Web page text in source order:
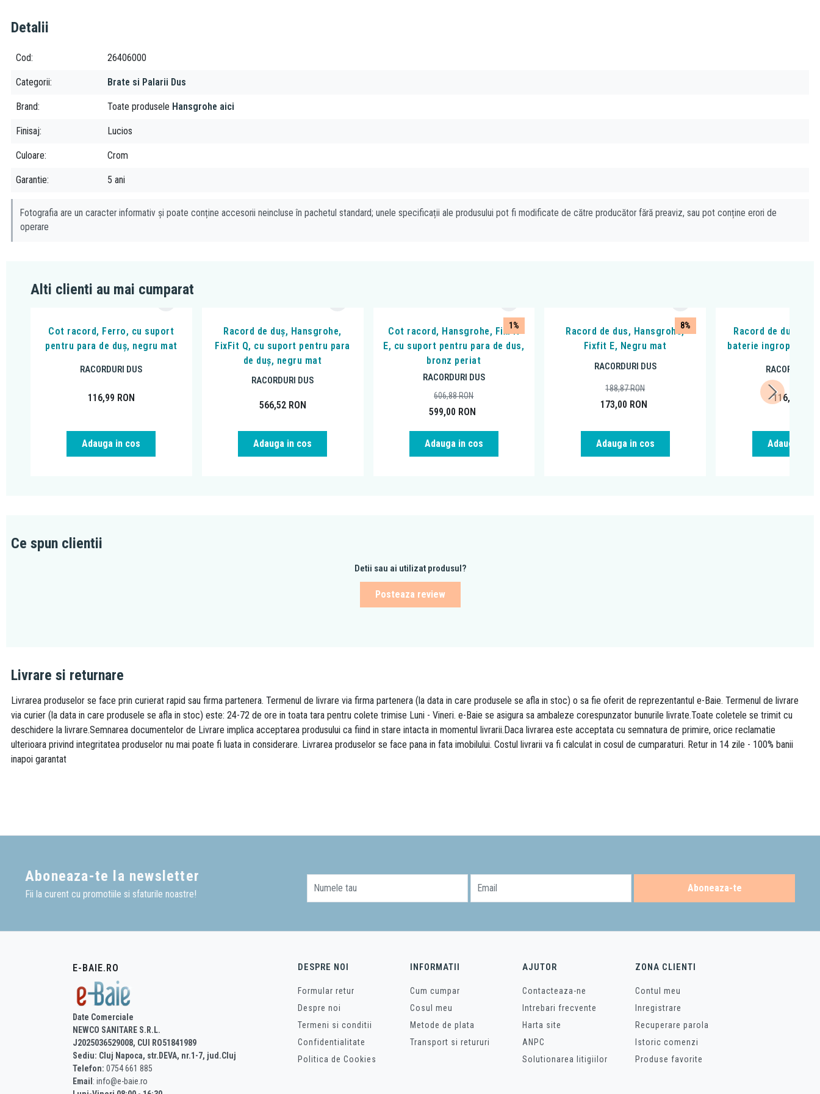
Detalii
Cod 26406000
Categorii Brate si Palarii Dus
Brand Toate produsele Hansgrohe aici
Finisaj Lucios
Culoare Crom
Garantie 5 ani
Fotografia are un caracter informativ și poate conține accesorii neincluse în pachetul standard; unele specificații ale produsului pot fi modificate de către producător fără preaviz, sau pot conține erori de
operare
Alti clienti au mai cumparat
Cot racord, Ferro, cu suport
pentru para de duș, negru mat
RACORDURI DUS
116,99 RON
Adauga in cos
Racord de duș, Hansgrohe,
FixFit Q, cu suport pentru para
de duș, negru mat
RACORDURI DUS
566,52 RON
Adauga in cos
1%
Cot racord, Hansgrohe, FixFit
E, cu suport pentru para de dus,
bronz periat
RACORDURI DUS
599,00 RON
606,88RON
Adauga in cos
8%
Racord de dus, Hansgrohe,
Fixfit E, Negru mat
RACORDURI DUS
173,00 RON
188,87RON
Adauga in cos
Racord de dus,
baterie ingropata,
RACORDURI
116,99
Adauga in
Ce spun clientii
Detii sau ai utilizat produsul?
Posteaza review
Livrare si returnare
Livrarea produselor se face prin curierat rapid sau firma partenera. Termenul de livrare via firma partenera (la data in care produsele se afla in stoc) o sa fie oferit de reprezentantul e-Baie. Termenul de livrare
via curier (la data in care produsele se afla in stoc) este: 24-72 de ore in toata tara pentru colete trimise Luni - Vineri. e-Baie se asigura sa ambaleze corespunzator bunurile livrate.Toate coletele se trimit cu
deschidere la livrare.Semnarea documentelor de Livrare implica acceptarea produsului ca fiind in stare intacta in momentul livrarii.Daca livrarea este acceptata cu semnatura de primire, orice reclamatie
ulterioara privind integritatea produselor nu mai poate fi luata in considerare. Livrarea produselor se face pana in fata imobilului. Costul livrarii va fi calculat in cosul de cumparaturi. Retur in 14 zile - 100% banii
inapoi garantat
Aboneaza-te la newsletter
Fii la curent cu promotiile si sfaturile noastre!
Numele tau Email Aboneaza-te
E-BAIE.RO
Date Comerciale
NEWCO SANITARE S.R.L.
J2025036529008, CUI RO51841989
Sediu: Cluj Napoca, str.DEVA, nr.1-7, jud.Cluj
Telefon: 0754 661 885
Email : info@e-baie.ro
DESPRE NOI
Formular retur
Despre noi
Termeni si conditii
Confidentialitate
Politica de Cookies
INFORMATII
Cum cumpar
Cosul meu
Metode de plata
Transport si retururi
AJUTOR
Contacteaza-ne
Intrebari frecvente
Harta site
ANPC
Solutionarea litigiilor
ZONA CLIENTI
Contul meu
Inregistrare
Recuperare parola
Istoric comenzi
Produse favorite